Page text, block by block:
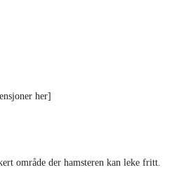
her]
område der hamsteren kan leke fritt.